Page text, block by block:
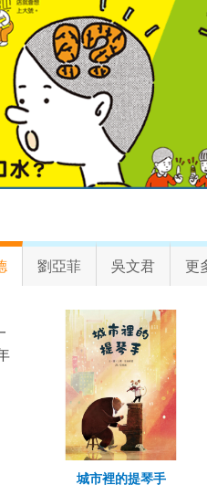
劉亞菲 吳文君 更
城市裡的提琴手